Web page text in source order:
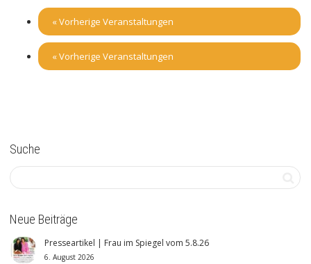
«Vorherige Veranstaltungen
«Vorherige Veranstaltungen
Suche
Neue Beiträge
Presseartikel | Frau im Spiegel vom 5.8.26
6. August 2026